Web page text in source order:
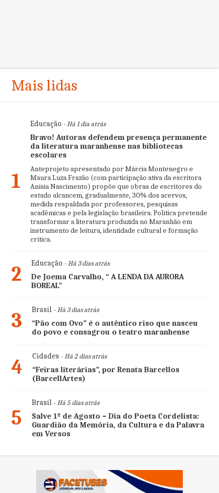
Mais lidas
1
Educação - Há 1 dia atrás
Bravo! Autoras defendem presença permanente
da literatura maranhense nas bibliotecas
escolares
Anteprojeto apresentado por Márcia Montenegro e
Maura Luza Frazão (com participação ativa da escritora
Anísia Nascimento) propõe que obras de escritores do
estado alcancem, gradualmente, 30% dos acervos,
medida respaldada por professores, pesquisas
acadêmicas e pela legislação brasileira. Política pretende
transformar a literatura produzida no Maranhão em
instrumento de leitura, identidade cultural e formação
crítica.
2 Educação - Há 3 dias atrás
De Joema Carvalho, “ A LENDA DA AURORA
BOREAL”
3 Brasil- Há 3 dias atrás
“Pão com Ovo” é o autêntico riso que nasceu
do povo e consagrou o teatro maranhense
4 Cidades - Há 2 dias atrás
“Feiras literárias”, por Renata Barcellos
(BarcellArtes)
5
Brasil- Há 5 dias atrás
Salve 1º de Agosto – Dia do Poeta Cordelista:
Guardião da Memória, da Cultura e da Palavra
em Versos